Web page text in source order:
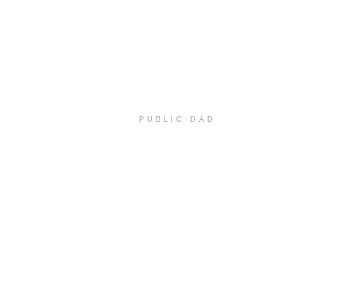
PUBLICIDAD